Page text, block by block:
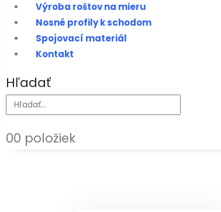
Výroba roštov na mieru
Nosné profily k schodom
Spojovací materiál
Kontakt
Hľadať
00 položiek